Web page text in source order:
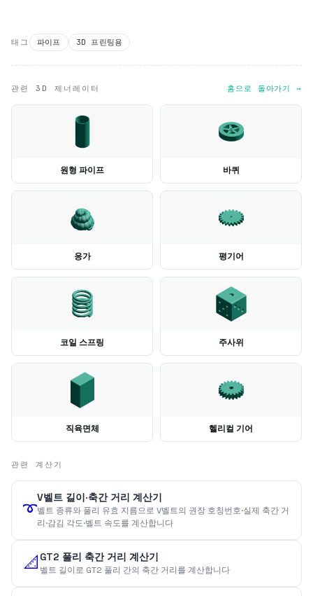
태그 파이프 3D 프린팅용
관련 3D 제너레이터 홈으로 돌아가기 →
원형 파이프 바퀴
응가 평기어
코일 스프링 주사위
직육면체 헬리컬 기어
관련 계산기
➰
V벨트 길이·축간 거리 계산기
벨트 종류와 풀리 유효 지름으로 V벨트의 권장 호칭번호·실제 축간 거
리·감김 각도·벨트 속도를 계산합니다
📐 GT2 풀리 축간 거리 계산기
벨트 길이로 GT2 풀리 간의 축간 거리를 계산합니다